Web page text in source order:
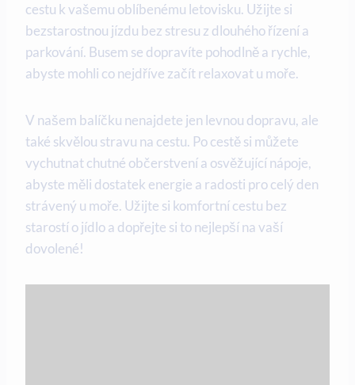
cestu k vašemu oblíbenému letovisku. Užijte si
bezstarostnou ⁢jízdu bez stresu z dlouhého řízení a
parkování. Busem se dopravíte⁢ pohodlně ‍a rychle,⁤
abyste​ mohli ⁤co nejdříve⁢ začít ⁣relaxovat u moře.
V našem balíčku⁢ nenajdete⁤ jen levnou dopravu, ⁣ale
‌také skvělou stravu⁤ na ‍cestu.​ Po‍ cestě si můžete
⁢vychutnat⁤ chutné⁢ občerstvení a osvěžující nápoje,
abyste měli dostatek energie a radosti pro⁣ celý den⁢
strávený u ‍moře. Užijte si komfortní cestu ⁤bez
starostí o⁢ jídlo ‌a dopřejte si to ⁣nejlepší na vaší
dovolené!